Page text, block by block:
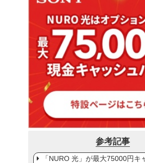
参考記事
「NURO 光」が最大75000円キ